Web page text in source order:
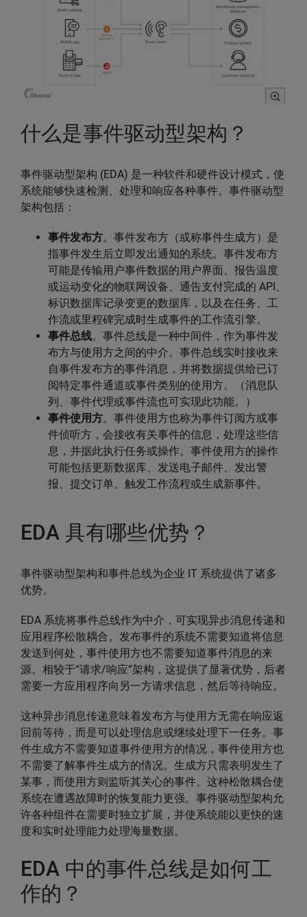
什么是事件驱动型架构？
事件驱动型架构 (EDA) 是一种软件和硬件设计模式，使
系统能够快速检测、处理和响应各种事件。事件驱动型
架构包括：
事件发布方。事件发布方（或称事件生成方）是
指事件发生后立即发出通知的系统。事件发布方
可能是传输用户事件数据的用户界面、报告温度
或运动变化的物联网设备、通告支付完成的 API、
标识数据库记录变更的数据库，以及在任务、工
作流或里程碑完成时生成事件的工作流引擎。
事件总线。事件总线是一种中间件，作为事件发
布方与使用方之间的中介。事件总线实时接收来
自事件发布方的事件消息，并将数据提供给已订
阅特定事件通道或事件类别的使用方。（消息队
列、事件代理或事件流也可实现此功能。）
事件使用方。事件使用方也称为事件订阅方或事
件侦听方，会接收有关事件的信息，处理这些信
息，并据此执行任务或操作。事件使用方的操作
可能包括更新数据库、发送电子邮件、发出警
报、提交订单、触发工作流程或生成新事件。
EDA 具有哪些优势？
事件驱动型架构和事件总线为企业 IT 系统提供了诸多
优势。
EDA 系统将事件总线作为中介，可实现异步消息传递和
应用程序松散耦合。发布事件的系统不需要知道将信息
发送到何处，事件使用方也不需要知道事件消息的来
源。相较于“请求/响应”架构，这提供了显著优势，后者
需要一方应用程序向另一方请求信息，然后等待响应。
这种异步消息传递意味着发布方与使用方无需在响应返
回前等待，而是可以处理信息或继续处理下一任务。事
件生成方不需要知道事件使用方的情况，事件使用方也
不需要了解事件生成方的情况。生成方只需表明发生了
某事，而使用方则监听其关心的事件。这种松散耦合使
系统在遭遇故障时的恢复能力更强。事件驱动型架构允
许各种组件在需要时独立扩展，并使系统能以更快的速
度和实时处理能力处理海量数据。
EDA 中的事件总线是如何工
作的？